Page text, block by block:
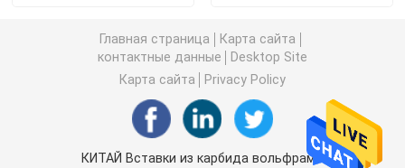
Твердосплавная концевая фреза со сферическим
Концевая фреза с угловым радиусом
Алюминиевая концевая фреза
Главная страница
Карта сайта
контактные данные
Desktop Site
Карта сайта
Privacy Policy
КИТАЙ Вставки из карбида вольфрама